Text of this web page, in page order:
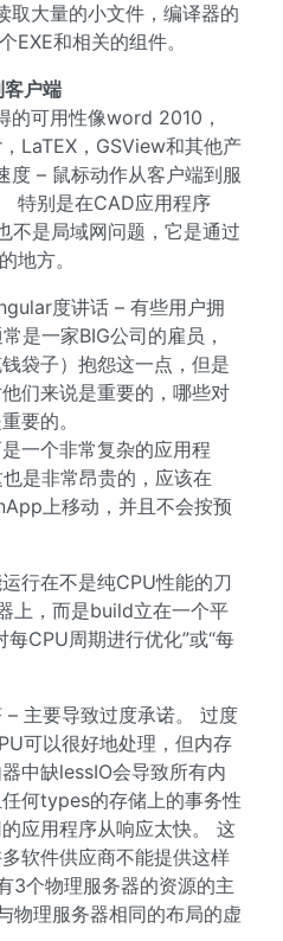
取大量的小文件，编译器的
EXE和相关的组件。
户端
的可用性像word 2010，
LaTEX，GSView和其他产
度 – 鼠标动作从客户端到服
特别是在CAD应用程序
不是局域网问题，它是通过
地方。
度讲话 – 有些用户拥
是一家BIG公司的雇员，
袋子）抱怨这一点，但是
们来说是重要的，哪些对
要的。
一个非常复杂的应用程
是非常昂贵的，应该在
上移动，并且不会按预
行在不是纯CPU性能的刀
上，而是build立在一个平
CPU周期进行优化”或“每
主要导致过度承诺。 过度
可以很好地处理，但内存
中缺lessIO会导致所有内
何types的存储上的事务性
应用程序从响应太快。 这
软件供应商不能提供这样
3个物理服务器的资源的主
物理服务器相同的布局的虚